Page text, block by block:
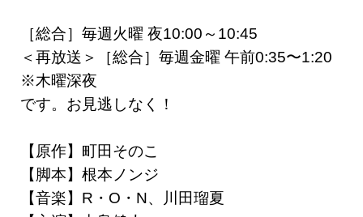
［総合］毎週火曜 夜10:00～10:45
＜再放送＞［総合］毎週金曜 午前0:35〜1:20
※木曜深夜
です。お見逃しなく！
【原作】町田そのこ
【脚本】根本ノンジ
【音楽】R・O・N、川田瑠夏